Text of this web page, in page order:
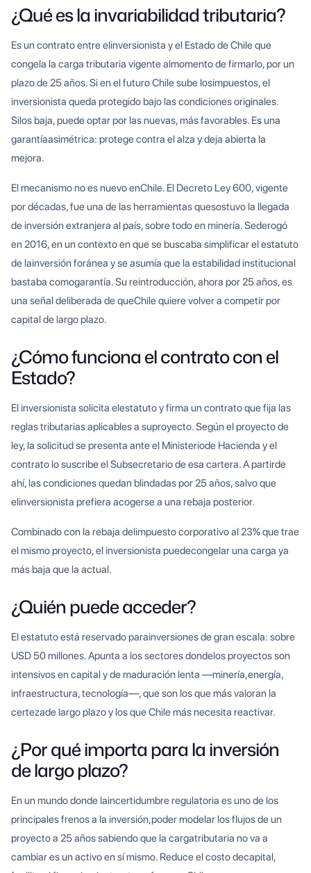
¿Qué es la invariabilidad tributaria?
Es un contrato entre elinversionista y el Estado de Chile que
congela la carga tributaria vigente almomento de firmarlo, por un
plazo de 25 años. Si en el futuro Chile sube losimpuestos, el
inversionista queda protegido bajo las condiciones originales.
Silos baja, puede optar por las nuevas, más favorables. Es una
garantíaasimétrica: protege contra el alza y deja abierta la
mejora.
El mecanismo no es nuevo enChile. El Decreto Ley 600, vigente
por décadas, fue una de las herramientas quesostuvo la llegada
de inversión extranjera al país, sobre todo en minería. Sederogó
en 2016, en un contexto en que se buscaba simplificar el estatuto
de lainversión foránea y se asumía que la estabilidad institucional
bastaba comogarantía. Su reintroducción, ahora por 25 años, es
una señal deliberada de queChile quiere volver a competir por
capital de largo plazo.
¿Cómo funciona el contrato con el
Estado?
El inversionista solicita elestatuto y firma un contrato que fija las
reglas tributarias aplicables a suproyecto. Según el proyecto de
ley, la solicitud se presenta ante el Ministeriode Hacienda y el
contrato lo suscribe el Subsecretario de esa cartera. A partirde
ahí, las condiciones quedan blindadas por 25 años, salvo que
elinversionista prefiera acogerse a una rebaja posterior.
Combinado con la rebaja delimpuesto corporativo al 23% que trae
el mismo proyecto, el inversionista puedecongelar una carga ya
más baja que la actual.
¿Quién puede acceder?
El estatuto está reservado parainversiones de gran escala: sobre
USD 50 millones. Apunta a los sectores dondelos proyectos son
intensivos en capital y de maduración lenta —minería,energía,
infraestructura, tecnología—, que son los que más valoran la
certezade largo plazo y los que Chile más necesita reactivar.
¿Por qué importa para la inversión
de largo plazo?
En un mundo donde laincertidumbre regulatoria es uno de los
principales frenos a la inversión,poder modelar los flujos de un
proyecto a 25 años sabiendo que la cargatributaria no va a
cambiar es un activo en sí mismo. Reduce el costo decapital,